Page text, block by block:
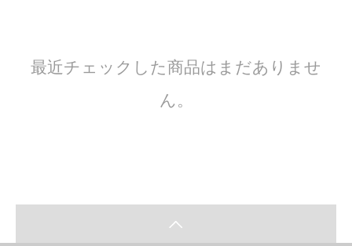
最近チェックした商品はまだありませ
ん。